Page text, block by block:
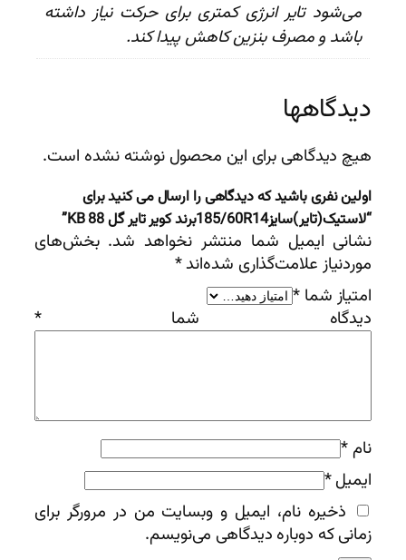
می‌شود تایر انرژی کمتری برای حرکت نیاز داشته
باشد و مصرف بنزین کاهش پیدا کند.
دیدگاهها
هیچ دیدگاهی برای این محصول نوشته نشده است.
اولین نفری باشید که دیدگاهی را ارسال می کنید برای
“لاستیک(تایر)سایز185/60R14برند کویر تایر گل KB 88”
نشانی ایمیل شما منتشر نخواهد شد. بخش‌های
موردنیاز علامت‌گذاری شده‌اند*
امتیاز شما *
دیدگاه شما*
نام*
ایمیل*
ذخیره نام، ایمیل و وبسایت من در مرورگر برای
زمانی که دوباره دیدگاهی می‌نویسم.